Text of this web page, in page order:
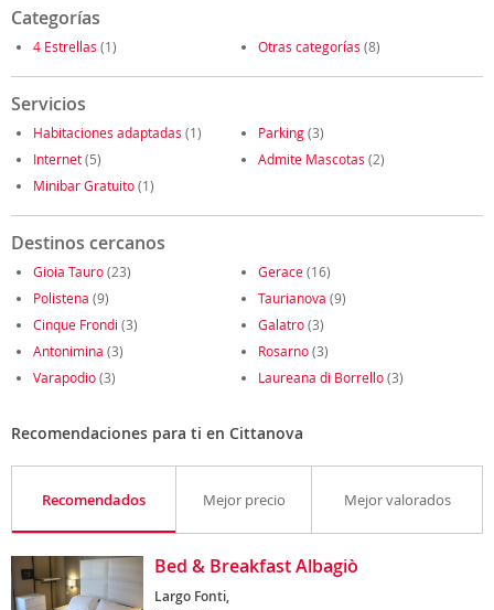
Categorías
4 Estrellas (1) Otras categorías (8)
Servicios
Habitaciones adaptadas (1) Parking(3)
Internet(5) Admite Mascotas (2)
Minibar Gratuito(1)
Destinos cercanos
Gioia Tauro(23) Gerace(16)
Polistena (9) Taurianova (9)
Cinque Frondi (3) Galatro(3)
Antonimina (3) Rosarno(3)
Varapodio(3) Laureana di Borrello(3)
Recomendaciones para ti en Cittanova
Recomendados Mejor precio Mejor valorados
Bed & Breakfast Albagiò
Largo Fonti,